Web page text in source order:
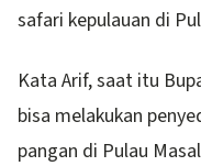
safari kepulauan di
Kata Arif, saat itu
bisa melakukan
pangan di Pulau